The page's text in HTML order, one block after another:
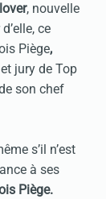
, nouvelle
ce
Piège,
jury de Top
son chef
s’il n’est
à ses
Piège.